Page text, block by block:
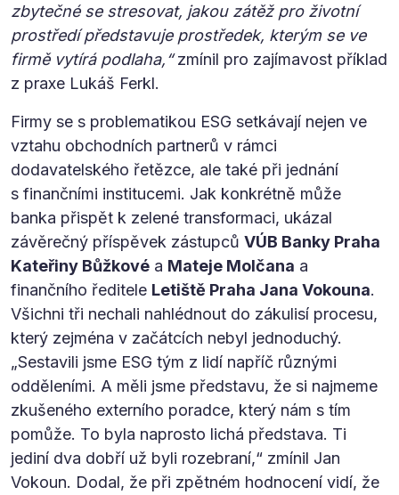
zbytečné se stresovat, jakou zátěž pro životní
prostředí představuje prostředek, kterým se ve
firmě vytírá podlaha,“zmínil pro zajímavost příklad
z praxe Lukáš Ferkl.
Firmy se s problematikou ESG setkávají nejen ve
vztahu obchodních partnerů v rámci
dodavatelského řetězce, ale také při jednání
s finančními institucemi. Jak konkrétně může
banka přispět k zelené transformaci, ukázal
závěrečný příspěvek zástupců VÚB Banky Praha
Kateřiny Bůžkové a Mateje Molčana a
finančního ředitele Letiště Praha Jana Vokouna.
Všichni tři nechali nahlédnout do zákulisí procesu,
který zejména v začátcích nebyl jednoduchý.
„Sestavili jsme ESG tým z lidí napříč různými
odděleními. A měli jsme představu, že si najmeme
zkušeného externího poradce, který nám s tím
pomůže. To byla naprosto lichá představa. Ti
jediní dva dobří už byli rozebraní,“ zmínil Jan
Vokoun. Dodal, že při zpětném hodnocení vidí, že